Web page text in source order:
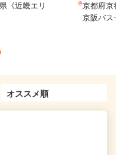
《近畿エリ
京都府京
京阪バス